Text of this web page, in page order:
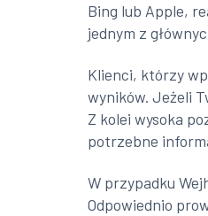
Bing lub Apple,
jednym z
Klienci, którzy
wyników. Jeżeli
Z kolei wysoka
potrzebne
W przypadku
Odpowiednio